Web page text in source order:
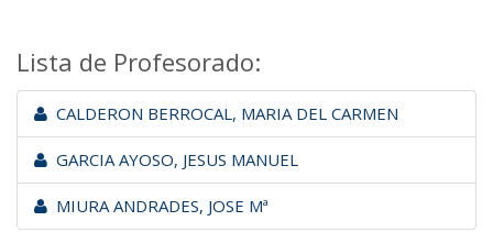
Lista de Profesorado:
CALDERON BERROCAL, MARIA DEL CARMEN
GARCIA AYOSO, JESUS MANUEL
MIURA ANDRADES, JOSE Mª